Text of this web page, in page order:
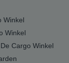
Winkel
Winkel
Cargo Winkel